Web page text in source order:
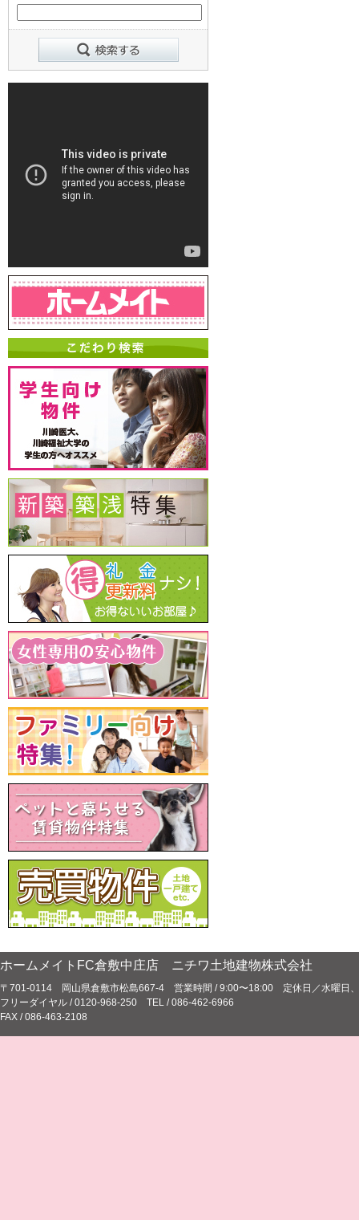
ホームメイトFC倉敷中庄店 ニチワ土地建物株式会社
〒701-0114 岡山県倉敷市松島667-4 営業時間 / 9:00〜18:00 定休日／水曜日、
フリーダイヤル / 0120-968-250 TEL / 086-462-6966
FAX / 086-463-2108